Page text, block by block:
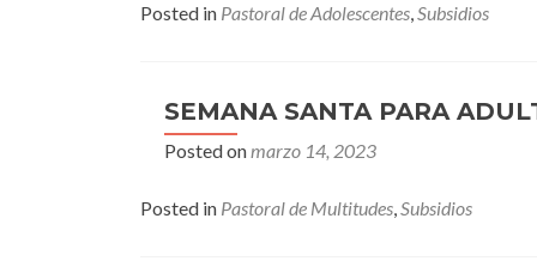
Posted in Pastoral de Adolescentes,Subsidios
SEMANA SANTA PARA
Posted onmarzo 14, 2023
Posted in Pastoral de Multitudes,Subsidios